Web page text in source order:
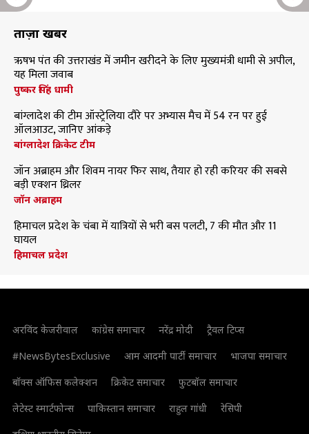
ताज़ा खबरें
ऋषभ पंत की उत्तराखंड में जमीन खरीदने के लिए मुख्यमंत्री धामी से अपील,
यह मिला जवाब
पुष्कर सिंह धामी
बांग्लादेश की टीम ऑस्ट्रेलिया दौरे पर अभ्यास मैच में 54 रन पर हुई
ऑलआउट, जानिए आंकड़े
बांग्लादेश क्रिकेट टीम
जॉन अब्राहम और शिवम नायर फिर साथ, तैयार हो रही करियर की सबसे
बड़ी एक्शन थ्रिलर
जॉन अब्राहम
हिमाचल प्रदेश के चंबा में यात्रियों से भरी बस पलटी, 7 की मौत और 11
घायल
हिमाचल प्रदेश
अरविंद केजरीवाल कांग्रेस समाचार नरेंद्र मोदी
ट्रैवल टिप्स
#NewsBytesExclusive
आम आदमी पार्टी समाचार
भाजपा समाचार
बॉक्स ऑफिस कलेक्शन
क्रिकेट समाचार
फुटबॉल समाचार
लेटेस्ट स्मार्टफोन्स
पाकिस्तान समाचार राहुल गांधी
रेसिपी